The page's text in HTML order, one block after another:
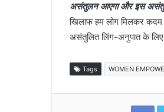
असंतुलन आएगा और इस
खिलाफ हम लोग मिलकर कदम
असंतुलित लिंग-अनुपात के लिए
Tags WOMEN